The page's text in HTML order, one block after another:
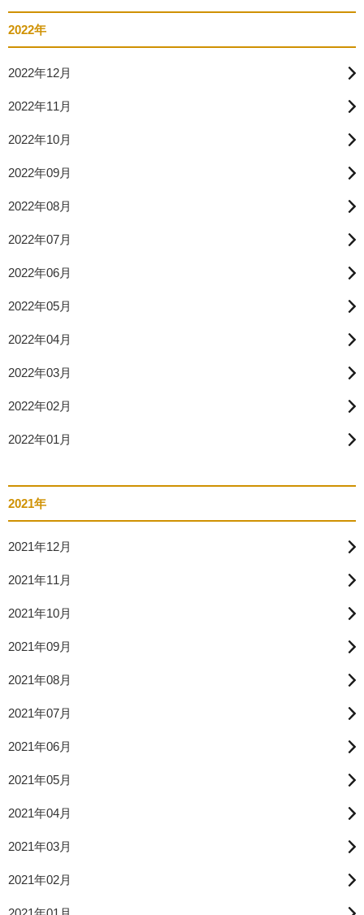
2022年
2022年12月
2022年11月
2022年10月
2022年09月
2022年08月
2022年07月
2022年06月
2022年05月
2022年04月
2022年03月
2022年02月
2022年01月
2021年
2021年12月
2021年11月
2021年10月
2021年09月
2021年08月
2021年07月
2021年06月
2021年05月
2021年04月
2021年03月
2021年02月